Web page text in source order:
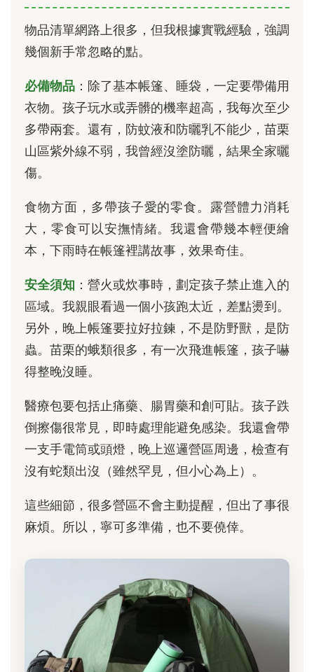
物品清單網路上很多，但我根據實戰經驗，強調
幾個新手常忽略的點。
必備物品 ：除了基本帳篷、睡袋，一定要帶備用
衣物。孩子玩水或弄髒的機率超高，我每次至少
多帶兩套。還有，防蚊液和防曬乳不能少，苗栗
山區紫外線不弱，我曾經沒塗防曬，結果全家曬
傷。
食物方面，多帶孩子愛的零食。露營體力消耗
大，零食可以安撫情緒。我還會帶幾本輕便繪
本，下雨時在帳篷裡講故事，效果奇佳。
安全須知 ：營火或炊事時，劃定孩子禁止進入的
區域。我親眼看過一個小孩跑太近，差點燙到。
另外，晚上帳篷要拉好拉鍊，不是防野獸，是防
蟲。苗栗的蛾類很多，有一次飛進帳篷，孩子嚇
得整晚沒睡。
醫療包要包括止痛藥、腸胃藥和創可貼。孩子跌
倒擦傷很常見，即時處理能避免感染。我還會帶
一支手電筒或頭燈，晚上巡邏營區周邊，檢查有
沒有蛇類出沒（雖然罕見，但小心為上）。
這些細節，很多營區不會主動提醒，但出了事很
麻煩。所以，寧可多準備，也不要僥倖。